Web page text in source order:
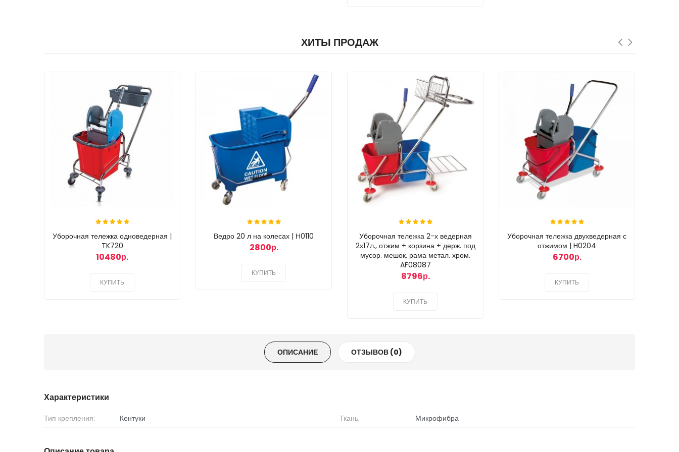
ХИТЫ ПРОДАЖ
Уборочная тележка одноведерная |
TK720
10480р.
КУПИТЬ
Ведро 20 л на колесах | Н0110
2800р.
КУПИТЬ
Уборочная тележка 2-х ведерная
2х17л., отжим + корзина + держ. под
мусор. мешок, рама метал. хром.
AF08087
8796р.
КУПИТЬ
Уборочная тележка двухведерная с
отжимом | H0204
6700р.
КУПИТЬ
ОПИСАНИЕ ОТЗЫВОВ (0)
Характеристики
Тип крепления: Кентуки Ткань: Микрофибра